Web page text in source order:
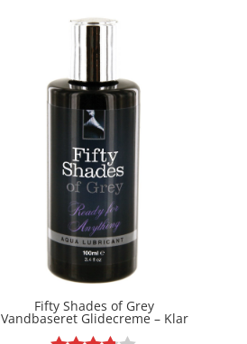
Fifty Shades of Grey
Vandbaseret Glidecreme – Klar